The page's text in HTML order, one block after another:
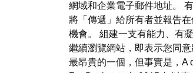
網域和企業電子郵件地址。
將「傳遞」給所有者並報告
機會。 組建一支有能力、有
繼續瀏覽網站，即表示您同
最昂貴的一個，但事實是，A